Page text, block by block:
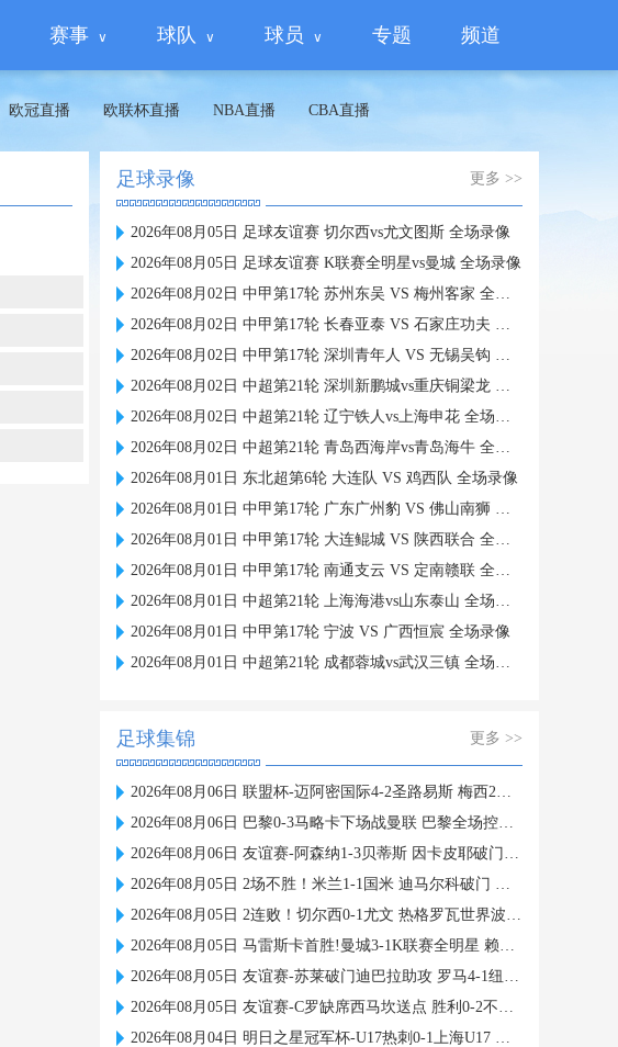
赛事 球队 球员 专题 频道
欧冠直播 欧联杯直播 NBA直播 CBA直播
足球录像 更多 >>
2026年08月05日 足球友谊赛 切尔西vs尤文图斯 全场录像
2026年08月05日 足球友谊赛 K联赛全明星vs曼城 全场录像
2026年08月02日 中甲第17轮 苏州东吴 VS 梅州客家 全场录像
2026年08月02日 中甲第17轮 长春亚泰 VS 石家庄功夫 全场录像
2026年08月02日 中甲第17轮 深圳青年人 VS 无锡吴钩 全场录像
2026年08月02日 中超第21轮 深圳新鹏城vs重庆铜梁龙 全场录像
2026年08月02日 中超第21轮 辽宁铁人vs上海申花 全场录像
2026年08月02日 中超第21轮 青岛西海岸vs青岛海牛 全场录像
2026年08月01日 东北超第6轮 大连队 VS 鸡西队 全场录像
2026年08月01日 中甲第17轮 广东广州豹 VS 佛山南狮 全场录像
2026年08月01日 中甲第17轮 大连鲲城 VS 陕西联合 全场录像
2026年08月01日 中甲第17轮 南通支云 VS 定南赣联 全场录像
2026年08月01日 中超第21轮 上海海港vs山东泰山 全场录像
2026年08月01日 中甲第17轮 宁波 VS 广西恒宸 全场录像
2026年08月01日 中超第21轮 成都蓉城vs武汉三镇 全场录像
足球集锦 更多 >>
2026年08月06日 联盟杯-迈阿密国际4-2圣路易斯 梅西2射1传 阿伦助攻戴帽
2026年08月06日 巴黎0-3马略卡下场战曼联 巴黎全场控球近6成+8射3正未果
2026年08月06日 友谊赛-阿森纳1-3贝蒂斯 因卡皮耶破门难救主 福纳尔斯1射2传
2026年08月05日 2场不胜！米兰1-1国米 迪马尔科破门 恩昆库造点+点射拉莫斯登场
2026年08月05日 2连败！切尔西0-1尤文 热格罗瓦世界波制胜穆德里克时隔614天复出
2026年08月05日 马雷斯卡首胜!曼城3-1K联赛全明星 赖因德斯努里破门塞梅尼奥助攻
2026年08月05日 友谊赛-苏莱破门迪巴拉助攻 罗马4-1纽波特郡
2026年08月05日 友谊赛-C罗缺席西马坎送点 胜利0-2不敌阿尔梅里亚
2026年08月04日 明日之星冠军杯-U17热刺0-1上海U17 李文博制胜球